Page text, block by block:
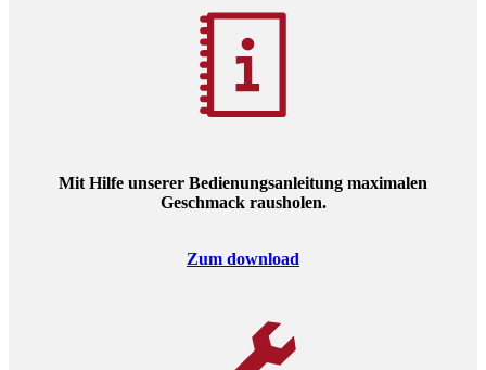
Mit Hilfe unserer Bedienungsanleitung maximalen
Geschmack rausholen.
Zum download